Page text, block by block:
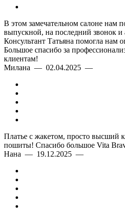
В этом замечательном салоне нам
выпускной, на последний звонок и
Консультант Татьяна помогла нам
Большое спасибо за
клиентам!
Милана — 02.04.2025 —
Платье с жакетом, просто высший
пошиты! Спасибо большое Vita
Нана — 19.12.2025 —